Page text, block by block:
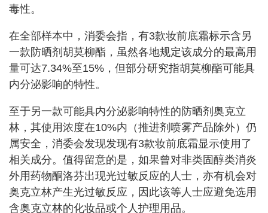
毒性。
在全部样本中，消委会指，有3款妆前底霜标示含另
一款防晒剂胡莫柳酯，虽然各地规定该成分的最高用
量可达7.34%至15%，但部分研究指胡莫柳酯可能具
内分泌影响的特性。
至于另一款可能具内分泌影响特性的防晒剂奥克立
林，其使用浓度在10%内（推进剂喷雾产品除外）仍
属安全，消委会发现发现有3款妆前底霜显示使用了
相关成分。值得留意的是，如果曾对非类固醇类消炎
外用药物酮洛芬出现光过敏反应的人士，亦有机会对
奥克立林产生光过敏反应，因此该等人士应避免选用
含奥克立林的化妆品或个人护理用品。